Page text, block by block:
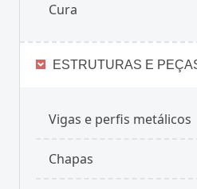
Cura
ESTRUTURAS E
Vigas e perfis metálicos
Chapas